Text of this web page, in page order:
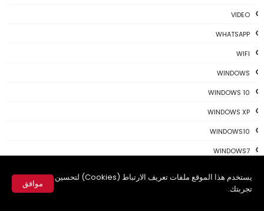
يستخدم هذا الموقع ملفات تعريف الارتباط (Cookies) لتحسين
تجربتك.
موافق
VIDEO
WHATSAPP
WIFI
WINDOWS
WINDOWS 10
WINDOWS XP
WINDOWS10
WINDOWS7
WINDOWS8.1